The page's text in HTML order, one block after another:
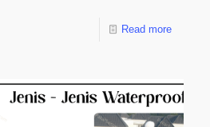
Read more